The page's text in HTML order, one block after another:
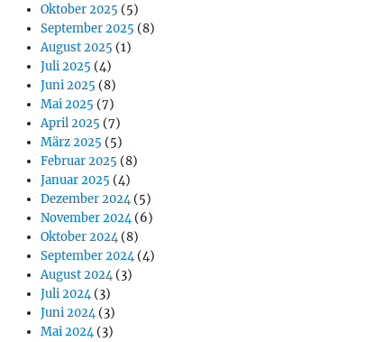
Oktober 2025 (5)
September 2025 (8)
August 2025 (1)
Juli 2025 (4)
Juni 2025 (8)
Mai 2025 (7)
April 2025 (7)
März 2025 (5)
Februar 2025 (8)
Januar 2025 (4)
Dezember 2024(5)
November 2024(6)
Oktober 2024(8)
September 2024(4)
August 2024(3)
Juli 2024(3)
Juni 2024(3)
Mai 2024(3)